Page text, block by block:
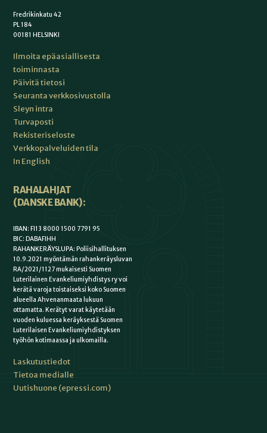
Fredrikinkatu 42
PL 184
00181 HELSINKI
Ilmoita epäasiallisesta
toiminnasta
Päivitä tietosi
Seuranta verkkosivustolla
Sleyn intra
Turvaposti
Rekisteriseloste
Verkkopalveluiden tila
In English
RAHALAHJAT
(DANSKE BANK):
IBAN: FI13 8000 1500 7791 95
BIC: DABAFIHH
RAHANKERÄYSLUPA: Poliisihallituksen
10.9.2021 myöntämän rahankeräysluvan
RA/2021/1127 mukaisesti Suomen
Luterilainen Evankeliumiyhdistys ry voi
kerätä varoja toistaiseksi koko Suomen
alueella Ahvenanmaata lukuun
ottamatta. Kerätyt varat käytetään
vuoden kuluessa keräyksestä Suomen
Luterilaisen Evankeliumiyhdistyksen
työhön kotimaassa ja ulkomailla.
Laskutustiedot
Tietoa medialle
Uutishuone (epressi.com)